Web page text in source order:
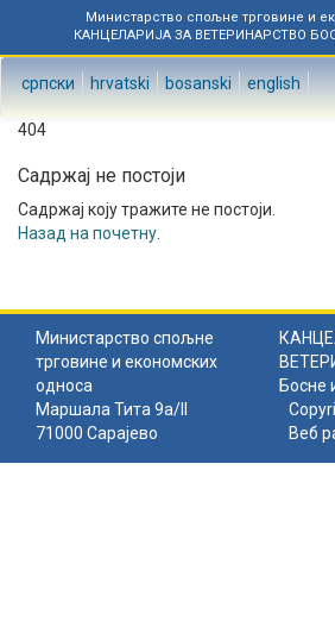
Министарство спољне трговине и
КАНЦЕЛАРИЈА ЗА ВЕТЕРИНАРСТВО
српски hrvatski bosanski english
404
Садржај не постоји
Садржај коју тражите не постоји.
Назад на почетну
Министарство спољне
трговине и економских
односа
Босне
Маршала Тита 9а/II
71000 Сарајево
Веб